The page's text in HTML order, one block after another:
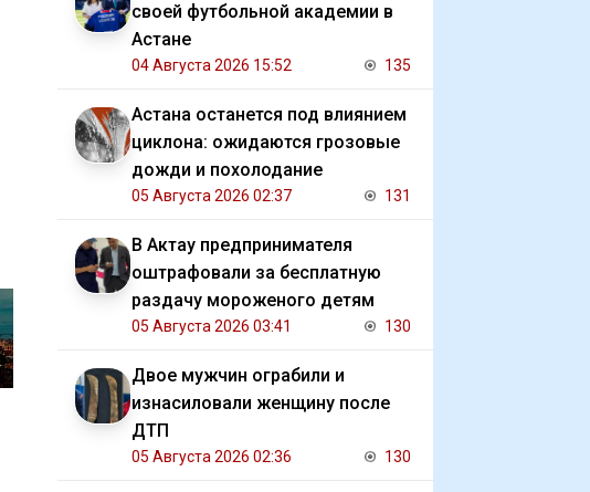
своей футбольной академии в
Астане
04 Августа 2026 15:52 135
Астана останется под влиянием
циклона: ожидаются грозовые
дожди и похолодание
05 Августа 2026 02:37 131
В Актау предпринимателя
оштрафовали за бесплатную
раздачу мороженого детям
05 Августа 2026 03:41 130
Двое мужчин ограбили и
изнасиловали женщину после
ДТП
05 Августа 2026 02:36 130